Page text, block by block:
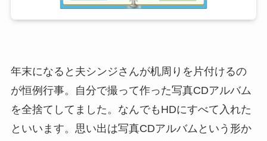
年末になると夫シンジさんが机周りを片付けるの
が恒例行事。自分で撮って作った写真CDアルバム
を全捨てしてました。なんでもHDにすべて入れた
といいます。思い出は写真CDアルバムという形か